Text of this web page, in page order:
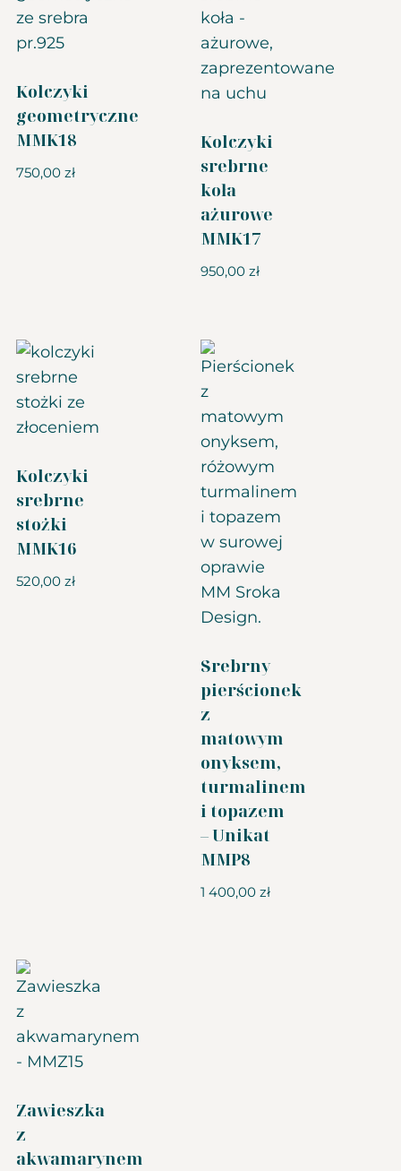
Kolczyki
geometryczne
MMK18
750,00 zł
Kolczyki
srebrne
koła
ażurowe
MMK17
950,00 zł
Kolczyki
srebrne
stożki
MMK16
520,00 zł
Srebrny
pierścionek
z
matowym
onyksem,
turmalinem
i topazem
– Unikat
MMP8
1 400,00 zł
Zawieszka
z
akwamarynem